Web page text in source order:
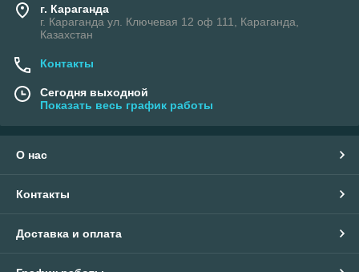
г. Караганда
г. Караганда ул. Ключевая 12 оф 111, Караганда,
Казахстан
Контакты
Сегодня выходной
Показать весь график работы
О нас
Контакты
Доставка и оплата